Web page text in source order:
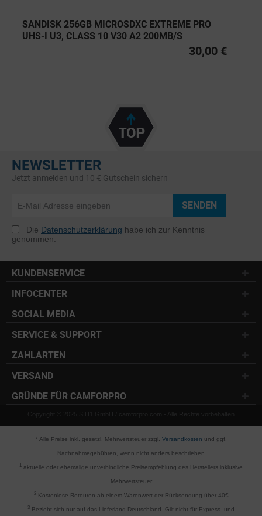
SANDISK 256GB MICROSDXC EXTREME PRO
UHS-I U3, CLASS 10 V30 A2 200MB/S
30,00 €
NEWSLETTER
Jetzt anmelden und 10 € Gutschein sichern
SENDEN
Die Datenschutzerklärung habe ich zur Kenntnis
genommen.
KUNDENSERVICE
INFOCENTER
SOCIAL MEDIA
SERVICE & SUPPORT
ZAHLARTEN
VERSAND
GRÜNDE FÜR CAMFORPRO
Copyright © 2025 S.H1 GmbH / camforpro.com - Alle Rechte vorbehalten
* Alle Preise inkl. gesetzl. Mehrwertsteuer zzgl. Versandkosten und ggf.
Nachnahmegebühren, wenn nicht anders beschrieben
aktuelle oder ehemalige unverbindliche Preisempfehlung des Herstellers inklusive
Mehrwertsteuer
2Kostenlose Retouren ab einem Warenwert der Rücksendung über 40€
3 Bezieht sich nur auf das Lieferland Deutschland. Gilt nicht für Express- und